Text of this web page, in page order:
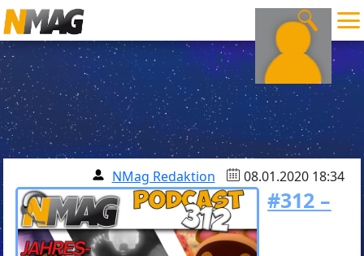
NMag Redaktion 08.01.2020 18:34
#312 –